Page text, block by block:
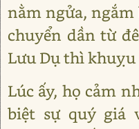
nằm ngửa,
chuyển dần từ
Lưu Dụ thì khuỵu
Lúc ấy, họ cảm
biệt sự quý giá